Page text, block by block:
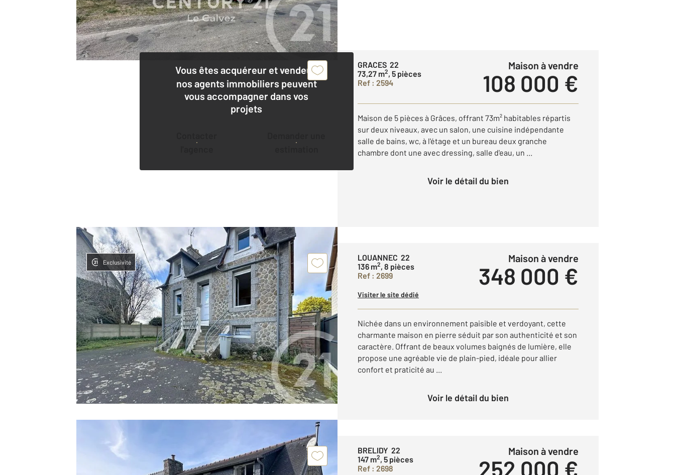
Vous êtes acquéreur et vendeur,
nos agents immobiliers peuvent
vous accompagner dans vos
projets
GRACES 22
73,27 m2, 5 pièces
Ref : 2594
Maison à vendre
108 000 €
Maison de 5 pièces à Grâces, offrant 73m² habitables répartis
sur deux niveaux, avec un salon, une cuisine indépendante
salle de bains, wc, à l'étage et un bureau deux granche
chambre dont une avec dressing, salle d'eau, un ...
Voir le détail du bien
Exclusivité
LOUANNEC 22
136 m2, 8 pièces
Ref : 2699
Maison à vendre
348 000 €
Visiter le site dédié
Nichée dans un environnement paisible et verdoyant, cette
charmante maison en pierre séduit par son authenticité et son
caractère. Offrant de beaux volumes baignés de lumière, elle
propose une agréable vie de plain-pied, idéale pour allier
confort et praticité au ...
Voir le détail du bien
BRELIDY 22
147 m2, 5 pièces
Ref : 2698
Maison à vendre
252 000 €